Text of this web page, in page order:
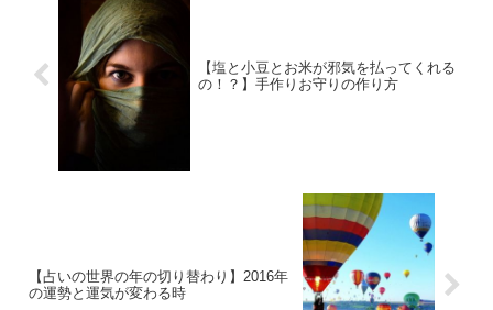
【塩と小豆とお米が邪気を払ってくれる
の！？】手作りお守りの作り方
【占いの世界の年の切り替わり】2016年
の運勢と運気が変わる時